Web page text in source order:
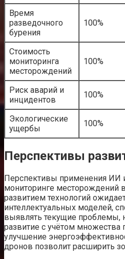
Время
разведочного
бурения
100%
Стоимость
мониторинга
месторождений
100%
Риск аварий и
инцидентов
100%
Экологические
ущербы
100%
Перспективы
Перспективы применения ИИ
мониторинге месторождений
развитием технологий
интеллектуальных моделей,
выявлять текущие проблемы,
развитие с учётом множества
улучшение
дронов позволит расширить